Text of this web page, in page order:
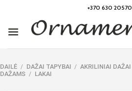
content
+370 630 20570
DAILĖ / DAŽAI TAPYBAI / AKRILINIAI DAŽAI
DAŽAMS / LAKAI